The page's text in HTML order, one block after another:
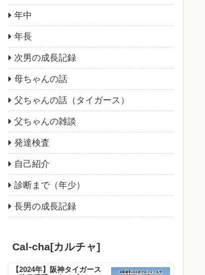
年中
年長
次男の成長記録
母ちゃんの話
父ちゃんの話（タイガース）
父ちゃんの雑談
発達検査
自己紹介
診断まで（年少）
長男の成長記録
Cal-cha[カルチャ]
【2024年】阪神タイガース